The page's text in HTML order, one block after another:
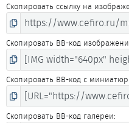
Скопировать ссылку на
Скопировать BB-код
Скопировать BB-код с
Скопировать BB-код галереи